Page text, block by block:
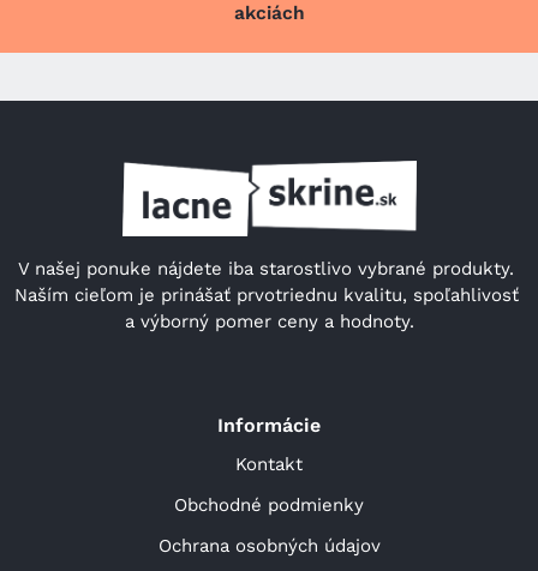
akciách
V našej ponuke nájdete iba starostlivo vybrané produkty.
Naším cieľom je prinášať prvotriednu kvalitu, spoľahlivosť
a výborný pomer ceny a hodnoty.
Informácie
Kontakt
Obchodné podmienky
Ochrana osobných údajov